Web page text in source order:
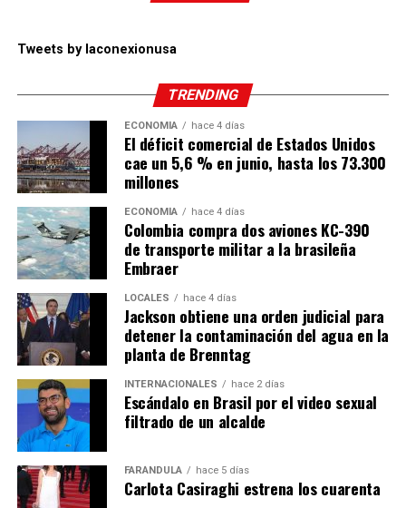
Tweets by laconexionusa
TRENDING
ECONOMÍA hace 4 días
El déficit comercial de Estados Unidos
cae un 5,6 % en junio, hasta los 73.300
millones
ECONOMÍA hace 4 días
Colombia compra dos aviones KC-390
de transporte militar a la brasileña
Embraer
LOCALES hace 4 días
Jackson obtiene una orden judicial para
detener la contaminación del agua en la
planta de Brenntag
INTERNACIONALES hace 2 días
Escándalo en Brasil por el video sexual
filtrado de un alcalde
FARÁNDULA hace 5 días
Carlota Casiraghi estrena los cuarenta